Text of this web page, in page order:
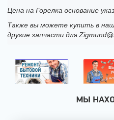
Цена на Горелка основание
Также вы можете купить в
другие запчасти для
МЫ